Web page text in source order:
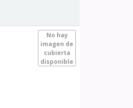
No hay
imagen de
cubierta
disponible